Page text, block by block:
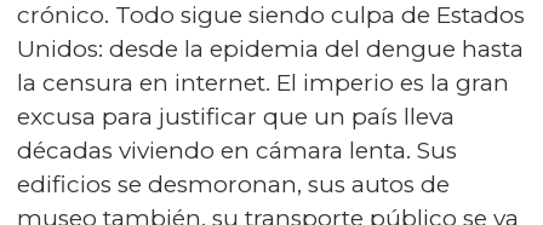
crónico. Todo sigue siendo culpa de Estados
Unidos: desde la epidemia del dengue hasta
la censura en internet. El imperio es la gran
excusa para justificar que un país lleva
décadas viviendo en cámara lenta. Sus
edificios se desmoronan, sus autos de
museo también, su transporte público se va